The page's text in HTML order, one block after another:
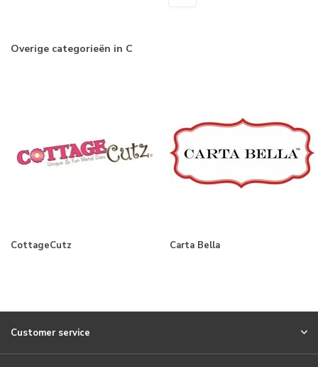
Overige categorieën in C
CottageCutz Carta Bella
Customer service